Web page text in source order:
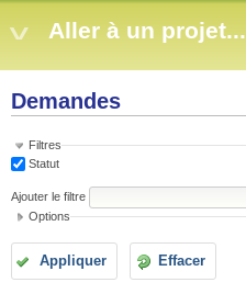
Aller à un projet...
Demandes
Filtres
Statut
Ajouter le filtre
Options
Appliquer Effacer